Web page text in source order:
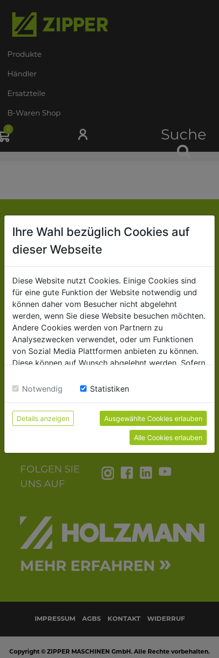
Produkte
Händler
Ersatzteile
B-Waren Shop
0 Suche
KONTAKT
Tel:+43 (7248) 61116 - 700
für allgemeine Anfragen
(Info über Produkte, Unternehmen,...):
info@zipper-maschinen.at
(Ersatzteile, Service-Anfragen,..):
FOLGEN SIE
UNS AUF
MEHR ERFAHREN »
IMPRESSUM AGBS KONTAKT WIDERRUF
Copyright © ZIPPER MASCHINEN GmbH. Alle Rechte vorbehalten.
Ihre Wahl bezüglich Cookies auf
dieser Webseite
Diese Website nutzt Cookies. Einige Cookies sind
für eine gute Funktion der Website notwendig und
können daher vom Besucher nicht abgelehnt
werden, wenn Sie diese Website besuchen möchten.
Andere Cookies werden von Partnern zu
Analysezwecken verwendet, oder um Funktionen
von Sozial Media Plattformen anbieten zu können.
Diese können auf Wunsch abgelehnt werden. Sofern
Einwilligung zu unseren Cookies.
Notwendig Statistiken
Details anzeigen Ausgewählte Cookies erlauben
Alle Cookies erlauben